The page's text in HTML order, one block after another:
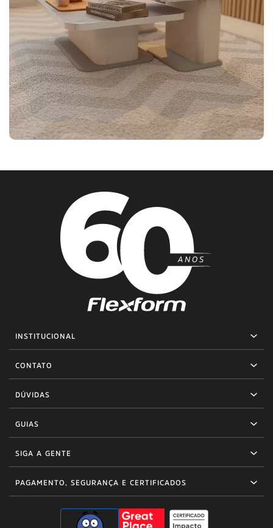
INSTITUCIONAL
CONTATO
DÚVIDAS
GUIAS
SIGA A GENTE
PAGAMENTO, SEGURANÇA E CERTIFICADOS